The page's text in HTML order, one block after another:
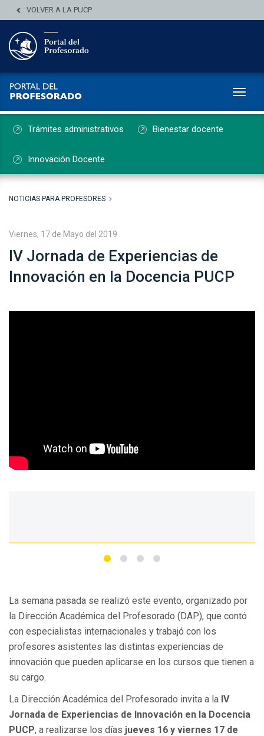
VOLVER A LA PUCP
Trámites administrativos Bienestar docente
Innovación Docente
NOTICIAS PARA PROFESORES
Viernes, 17 de Mayo del 2019
IV Jornada de Experiencias de
Innovación en la Docencia PUCP
La semana pasada se realizó este evento, organizado por
la Dirección Académica del Profesorado (DAP), que contó
con especialistas internacionales y trabajó con los
profesores asistentes las distintas experiencias de
innovación que pueden aplicarse en los cursos que tienen a
su cargo.
La Dirección Académica del Profesorado invita a la IV
Jornada de Experiencias de Innovación en la Docencia
PUCP, a realizarse los días jueves 16 y viernes 17 de